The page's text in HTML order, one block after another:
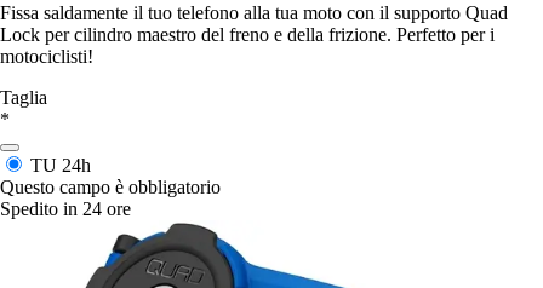
Fissa saldamente il tuo telefono alla tua moto con il supporto Quad
Lock per cilindro maestro del freno e della frizione. Perfetto per i
motociclisti!
Taglia
*
TU 24h
Questo campo è obbligatorio
Spedito in 24 ore